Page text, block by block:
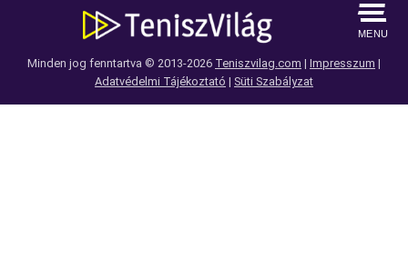
MENU
Minden jog fenntartva © 2013-2026 Teniszvilag.com | Impresszum |
Adatvédelmi Tájékoztató | Süti Szabályzat